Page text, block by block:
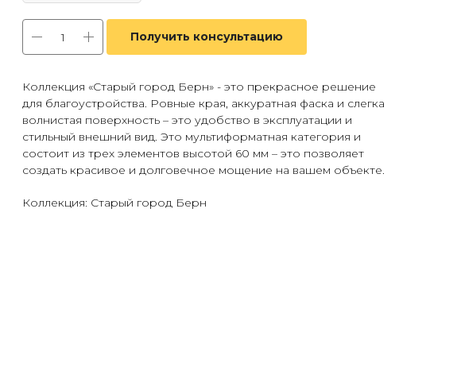
Получить консультацию
Коллекция «Старый город Берн» - это прекрасное решение
для благоустройства. Ровные края, аккуратная фаска и слегка
волнистая поверхность – это удобство в эксплуатации и
стильный внешний вид. Это мультиформатная категория и
состоит из трех элементов высотой 60 мм – это позволяет
создать красивое и долговечное мощение на вашем объекте.
Коллекция: Старый город Берн